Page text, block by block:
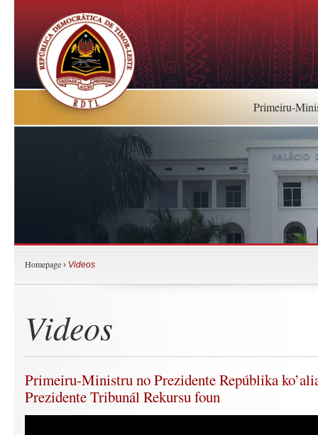
Primeiru-
Homepage › Videos
Videos
Primeiru-Ministru no Prezidente Repúblika
Prezidente Tribunál Rekursu foun